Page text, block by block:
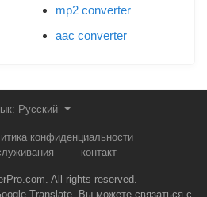
mp2 converter
aac converter
Русский
конфиденциальности
контакт
All rights reserved.
Translate. Вы можете связаться с